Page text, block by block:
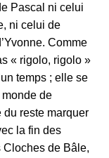
Pascal ni celui
ni celui de
Comme
« rigolo, rigolo »
temps ; elle se
monde de
du reste marquer
la fin des
Cloches de Bâle,